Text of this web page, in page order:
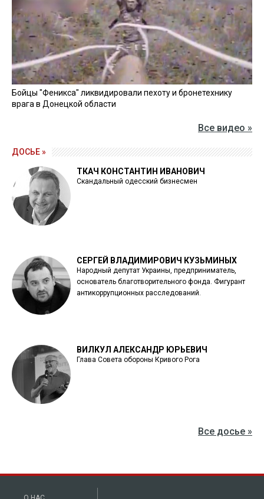
Бойцы "Феникса" ликвидировали пехоту и бронетехнику
врага в Донецкой области
Все видео »
ДОСЬЕ »
ТКАЧ КОНСТАНТИН ИВАНОВИЧ
Скандальный одесский бизнесмен
СЕРГЕЙ ВЛАДИМИРОВИЧ КУЗЬМИНЫХ
Народный депутат Украины, предприниматель,
основатель благотворительного фонда. Фигурант
антикоррупционных расследований.
ВИЛКУЛ АЛЕКСАНДР ЮРЬЕВИЧ
Глава Совета обороны Кривого Рога
Все досье »